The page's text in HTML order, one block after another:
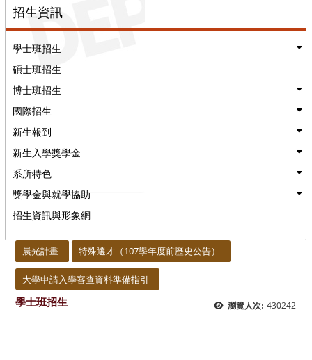
招生資訊
學士班招生
碩士班招生
博士班招生
國際招生
新生報到
新生入學獎學金
系所特色
獎學金與就學協助
招生資訊與形象網
晨光計畫 特殊選才（107學年度前歷史公告）
大學申請入學審查資料準備指引
瀏覽人次: 430242
學士班招生